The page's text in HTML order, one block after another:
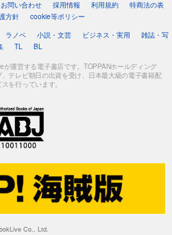
お問い合わせ 採用情報 利用規約
特商法の表
方針
cookie等ポリシー
ラノベ 小説・文芸 ビジネス・実用
雑誌・写
TL BL
運営する電子書店です。TOPPANホールディング
テレビ朝日の出資を受け、日本最大級の電子書籍配
を行っています。
Co., Ltd.